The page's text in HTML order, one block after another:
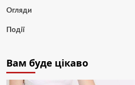
Огляди
Події
Вам буде цікаво